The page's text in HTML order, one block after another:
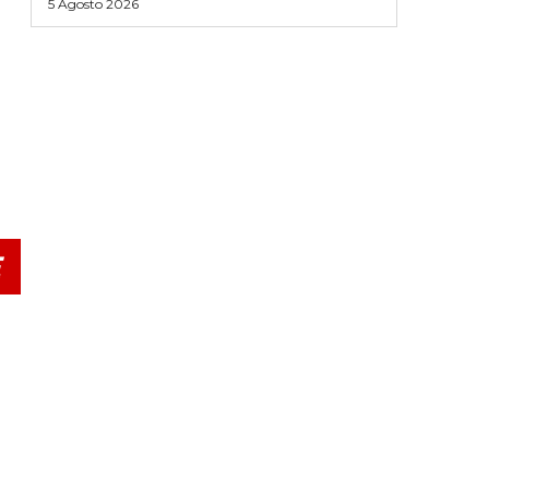
5 Agosto 2026